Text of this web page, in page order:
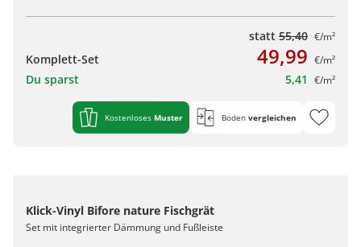
statt 55,40 €/m²
Komplett-Set 49,99 €/m²
Du sparst 5,41 €/m²
Kostenloses Muster Boden vergleichen
Klick-Vinyl Bifore nature Fischgrät
Set mit integrierter Dämmung und Fußleiste